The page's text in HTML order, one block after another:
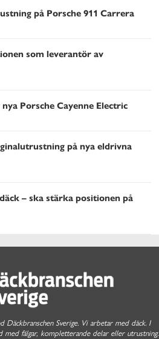
på Porsche 911 Carrera
som leverantör av
Porsche Cayenne Electric
på nya eldrivna
– ska stärka positionen på
Däckbranschen Sverige. Vi arbetar med däck. I
med fälgar, kompletterande delar eller utrustning.